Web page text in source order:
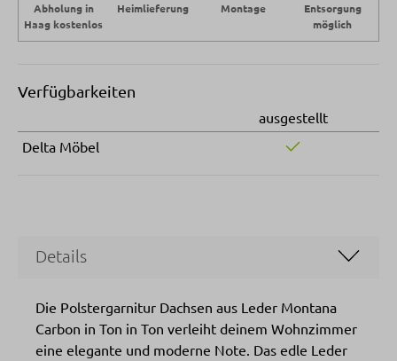
Abholung in
Haag kostenlos
Heimlieferung Montage
Entsorgung
möglich
Verfügbarkeiten
ausgestellt
Delta Möbel
Details
Die Polstergarnitur Dachsen aus Leder Montana
Carbon in Ton in Ton verleiht deinem Wohnzimmer
eine elegante und moderne Note. Das edle Leder